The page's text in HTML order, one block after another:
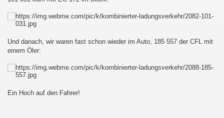
Und danach, wir waren fast schon wieder im Auto, 185 557 der CFL mit
einem Öler:
Ein Hoch auf den Fahrer!